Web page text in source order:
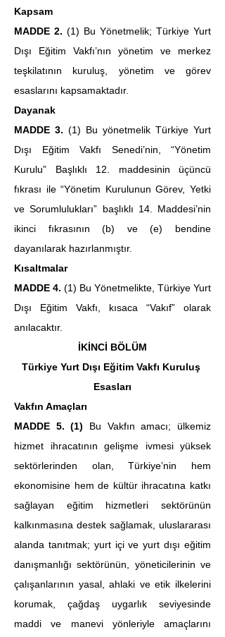
Kapsam
MADDE 2. (1) Bu Yönetmelik; Türkiye Yurt
Dışı Eğitim Vakfı’nın yönetim ve merkez
teşkilatının kuruluş, yönetim ve görev
esaslarını kapsamaktadır.
Dayanak
MADDE 3. (1) Bu yönetmelik Türkiye Yurt
Dışı Eğitim Vakfı Senedi’nin, “Yönetim
Kurulu” Başlıklı 12. maddesinin üçüncü
fıkrası ile “Yönetim Kurulunun Görev, Yetki
ve Sorumlulukları” başlıklı 14. Maddesi’nin
ikinci fıkrasının (b) ve (e) bendine
dayanılarak hazırlanmıştır.
Kısaltmalar
MADDE 4. (1) Bu Yönetmelikte, Türkiye Yurt
Dışı Eğitim Vakfı, kısaca “Vakıf” olarak
anılacaktır.
İKİNCİ BÖLÜM
Türkiye Yurt Dışı Eğitim Vakfı Kuruluş
Esasları
Vakfın Amaçları
MADDE 5. (1) Bu Vakfın amacı; ülkemiz
hizmet ihracatının gelişme ivmesi yüksek
sektörlerinden olan, Türkiye’nin hem
ekonomisine hem de kültür ihracatına katkı
sağlayan eğitim hizmetleri sektörünün
kalkınmasına destek sağlamak, uluslararası
alanda tanıtmak; yurt içi ve yurt dışı eğitim
danışmanlığı sektörünün, yöneticilerinin ve
çalışanlarının yasal, ahlaki ve etik ilkelerini
korumak, çağdaş uygarlık seviyesinde
maddi ve manevi yönleriyle amaçlarını